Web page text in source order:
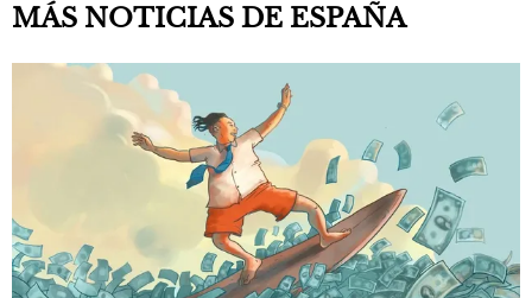
MÁS NOTICIAS DE ESPAÑA